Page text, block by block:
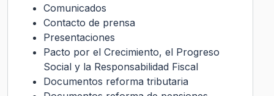
Comunicados
Contacto de prensa
Presentaciones
Pacto por el Crecimiento, el Progreso
Social y la Responsabilidad Fiscal
Documentos reforma tributaria